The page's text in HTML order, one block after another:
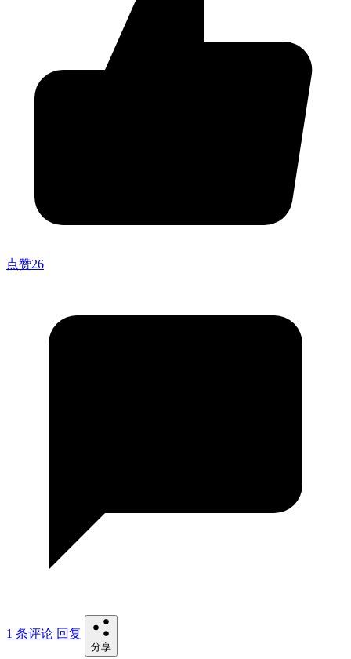
点赞26
1 条评论 回复
分享